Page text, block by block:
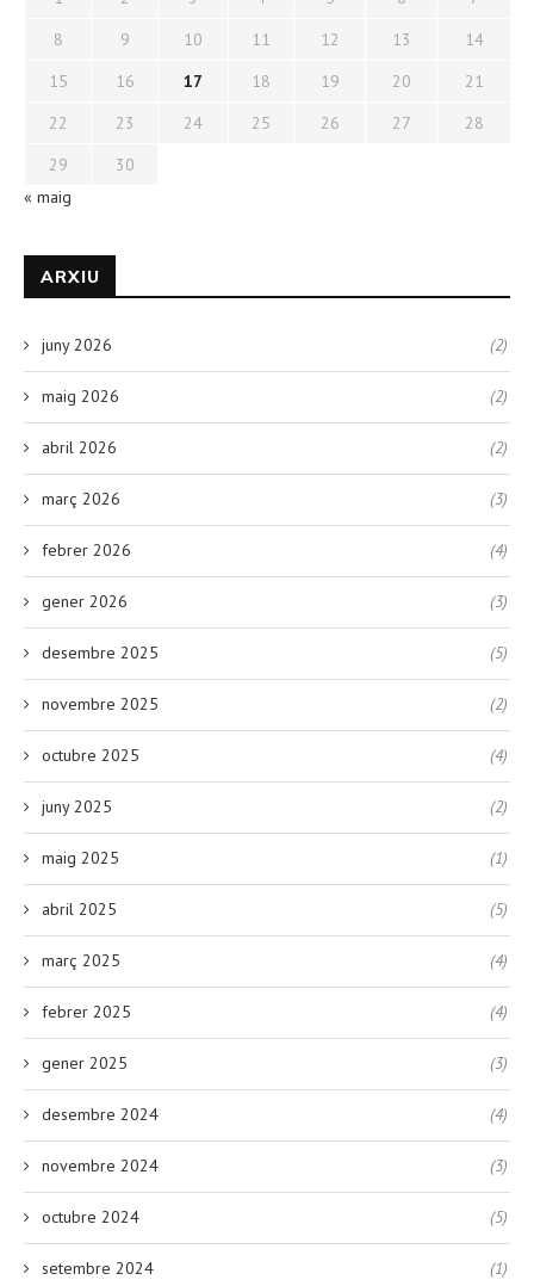
8
9 10 11 12 13
14
15
16 17 18 19 20
21
22
23 24 25 26 27
28
29
30
« maig
ARXIU
juny 2026 (2)
maig 2026 (2)
abril 2026 (2)
març 2026 (3)
febrer 2026 (4)
gener 2026 (3)
desembre 2025 (5)
novembre 2025 (2)
octubre 2025 (4)
juny 2025 (2)
maig 2025 (1)
abril 2025 (5)
març 2025 (4)
febrer 2025 (4)
gener 2025 (3)
desembre 2024 (4)
novembre 2024 (3)
octubre 2024 (5)
setembre 2024 (1)